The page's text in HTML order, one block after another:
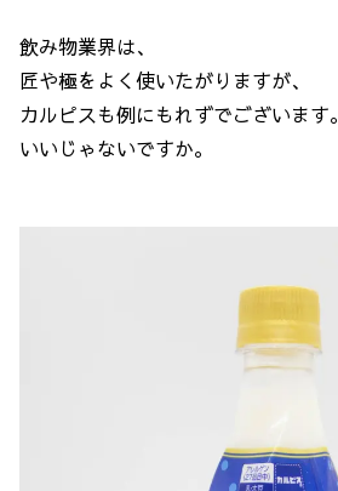
飲み物業界は、
匠や極をよく使いたがりますが、
カルピスも例にもれずでございます。
いいじゃないですか。